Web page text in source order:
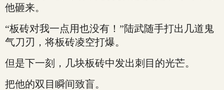
他砸来。
“板砖对我一点用也没有！”陆武随手打出几道鬼
气刀刃，将板砖凌空打爆。
但是下一刻，几块板砖中发出刺目的光芒。
把他的双目瞬间致盲。